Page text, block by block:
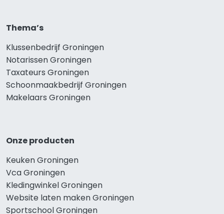
Thema’s
Klussenbedrijf Groningen
Notarissen Groningen
Taxateurs Groningen
Schoonmaakbedrijf Groningen
Makelaars Groningen
Onze producten
Keuken Groningen
Vca Groningen
Kledingwinkel Groningen
Website laten maken Groningen
Sportschool Groningen